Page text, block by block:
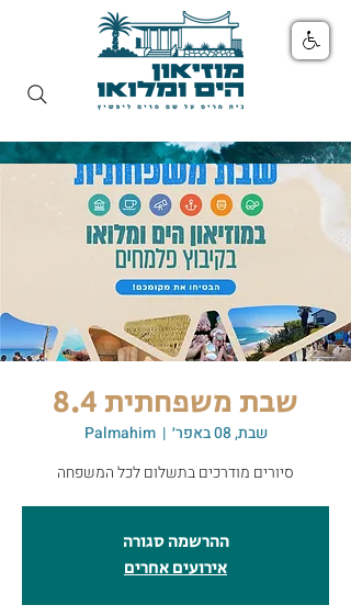
שבת משפחתית 8.4
שבת, 08 באפר׳
  |
Palmahim
סיורים מודרכים בתשלום לכל המשפחה
ההרשמה סגורה
אירועים אחרים